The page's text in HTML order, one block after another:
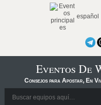
español
Eventos De
Consejos para Apostar, En